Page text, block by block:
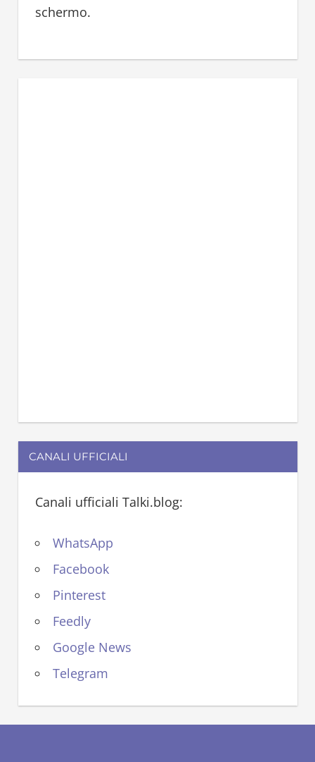
schermo.
CANALI UFFICIALI
Canali ufficiali Talki.blog:
WhatsApp
Facebook
Pinterest
Feedly
Google News
Telegram